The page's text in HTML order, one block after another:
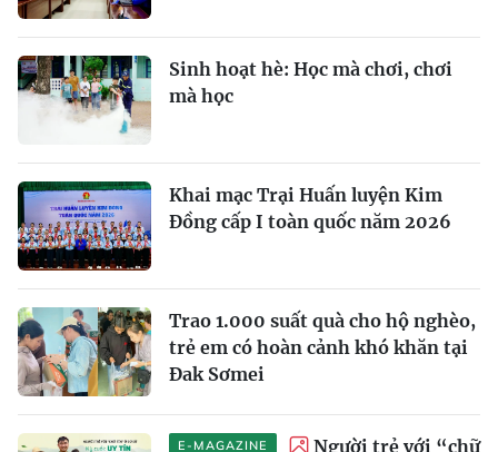
Sinh hoạt hè: Học mà chơi, chơi
mà học
Khai mạc Trại Huấn luyện Kim
Đồng cấp I toàn quốc năm 2026
Trao 1.000 suất quà cho hộ nghèo,
trẻ em có hoàn cảnh khó khăn tại
Đak Sơmei
E-MAGAZINE
Người trẻ với “chữ